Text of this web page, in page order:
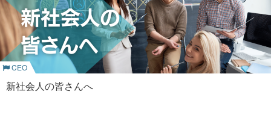
次は、センパイからのウェルカムメッセージ。 若手エンジニア
の星である、Florisと河野くんから発表してもらいました。 二
人が用意した内容は、コミュニケーションを促進できる場所の
紹介。 フリードリンクやランチ補助制度、英語/日本語での週
新卒は、日本人・4月だけで
はない
このような考え方で、新卒採用を続けるカラクルですが、採用
は通年でやっています。
び始めました。 納期も短めでかなりヒヤヒヤしたこともありま
したが、プロジェクトメンバーの方の手助けもあり無事終わら
せることができました。メンバーの方には頭が上がりませ
ん…。
ここでプロジェクト管理いわゆる
PMの業務の一端に触れるこ
とができた のはかなり自分にとってとても良い経験だったと思
います。 やり遂げられたことに対する達成感もかなりありまし
た。
という価値観があります。 つまりColorkrewは新しいことにチ
ャレンジできる社風で、成長できる会社であるということで
す。
魅力2：体制
また、Colorkrewは上下階層のない
しています。 バリフラットモデルでは簡単に様々な社員と関わ
社にいるのか、どんな人なのか調べてみましょう。 また、20
代はどんな働き方をする場合が多いのか、給料は多いのか少な
いのか。
それらを調べて、現実を知った上でその仕事をやりたい、と思
えれば準備はOKです。
トップの発信を調べよう
名、秋に第二新卒1名と新卒2名が加わりました。
そして今年は、4月の入社はありませんが、秋ごろに新しい方
をお迎えできるといいなと思っています。
海外の大学に行っていて卒業時期がずれてしまうなど、通年採
用の会社を探してるという方がいらっしゃれば、ぜひ
Colorkrewに ご応募 ください！
CEO
新社会人の皆さんへ